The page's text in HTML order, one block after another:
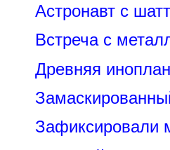
Астронавт с
Встреча с
Древняя
Зафиксировали